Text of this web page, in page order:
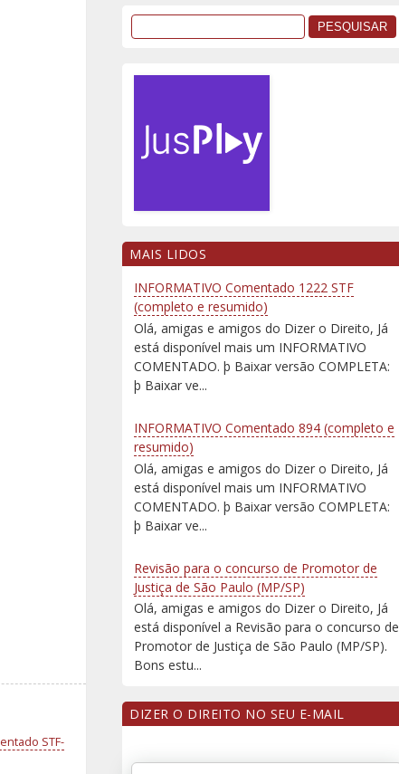
STF-
MAIS LIDOS
INFORMATIVO Comentado 1222 STF
(completo e resumido)
Olá, amigas e amigos do Dizer o Direito, Já
está disponível mais um INFORMATIVO
COMENTADO. þ Baixar versão COMPLETA:
þ Baixar ve...
INFORMATIVO Comentado 894 (completo e
resumido)
Olá, amigas e amigos do Dizer o Direito, Já
está disponível mais um INFORMATIVO
COMENTADO. þ Baixar versão COMPLETA:
þ Baixar ve...
Revisão para o concurso de Promotor de
Justiça de São Paulo (MP/SP)
Olá, amigas e amigos do Dizer o Direito, Já
está disponível a Revisão para o concurso de
Promotor de Justiça de São Paulo (MP/SP).
Bons estu...
DIZER O DIREITO NO SEU E-MAIL